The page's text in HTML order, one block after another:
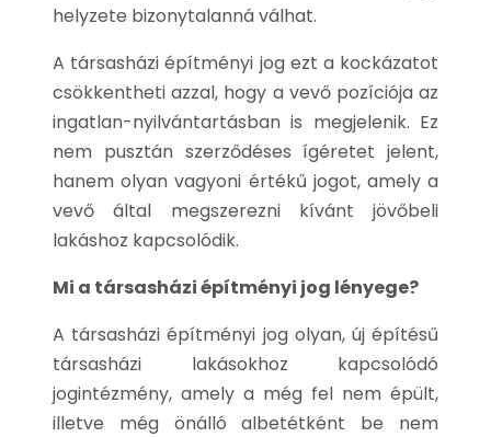
helyzete bizonytalanná válhat.
A társasházi építményi jog ezt a kockázatot
csökkentheti azzal, hogy a vevő pozíciója az
ingatlan-nyilvántartásban is megjelenik. Ez
nem pusztán szerződéses ígéretet jelent,
hanem olyan vagyoni értékű jogot, amely a
vevő által megszerezni kívánt jövőbeli
lakáshoz kapcsolódik.
Mi a társasházi építményi jog lényege?
A társasházi építményi jog olyan, új építésű
társasházi lakásokhoz kapcsolódó
jogintézmény, amely a még fel nem épült,
illetve még önálló albetétként be nem